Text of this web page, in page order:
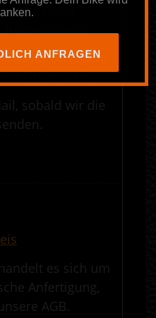
und
verzögern
informiert.
sobald wir die
es sich um
Anfertigung,
AGB.
hören, um sie zu
Erfinder.
eingehst:
Anfrage. Dein Bike wird